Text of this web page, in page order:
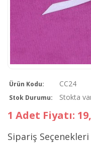
Ürün Kodu: CC24
Stok Durumu: Stokta
1 Adet Fiyatı:
Sipariş Seçenekleri